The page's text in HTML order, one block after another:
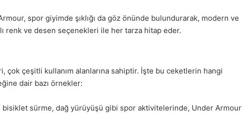
spor giyimde şıklığı da göz önünde bulundurarak, modern ve
renk ve desen seçenekleri ile her tarza hitap eder.
çok çeşitli kullanım alanlarına sahiptir. İşte bu ceketlerin hangi
dair bazı örnekler:
sürme, dağ yürüyüşü gibi spor aktivitelerinde, Under Armour